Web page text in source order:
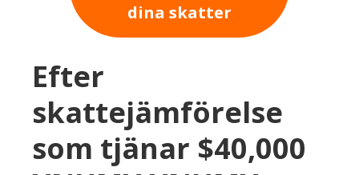
dina skatter
Efter
skattejämförelse
som tjänar $40,000